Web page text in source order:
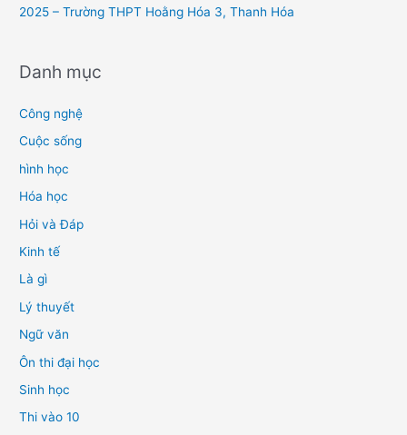
2025 – Trường THPT Hoằng Hóa 3, Thanh Hóa
Danh mục
Công nghệ
Cuộc sống
hình học
Hóa học
Hỏi và Đáp
Kinh tế
Là gì
Lý thuyết
Ngữ văn
Ôn thi đại học
Sinh học
Thi vào 10